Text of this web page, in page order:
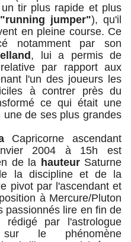
tir plus rapide et plus
"running jumper"), qu'il
en pleine course. Ce
notamment par son
, lui a permis de
par rapport aux
l'un des joueurs les
à contrer près du
ce qui était une
de ses plus grandes
Capricorne ascendant
2004 à 15h est
de la hauteurSaturne
la discipline et de la
pivot par l'ascendant et
à Mercure/Pluton
passionnés lire en fin de
rédigé par l'astrologue
le phénomène